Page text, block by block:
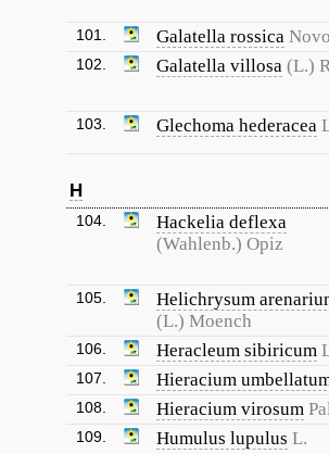
101. Galatella rossica
102. Galatella villosa (L.)
103. Glechoma hederacea
H
104.
Hackelia deflexa
(Wahlenb.) Opiz
105.
Helichrysum
(L.) Moench
106. Heracleum sibiricum
107. Hieracium
108. Hieracium virosum
109. Humulus lupulus L.